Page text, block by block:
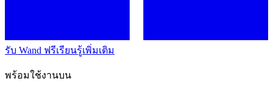
รับ Wand ฟรีเรียนรู้เพิ่มเติม
พร้อมใช้งานบน